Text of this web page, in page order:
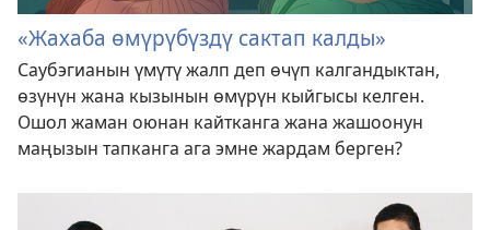
«Жахаба өмүрүбүздү сактап калды»
Саубэгианын үмүтү жалп деп өчүп калгандыктан,
өзүнүн жана кызынын өмүрүн кыйгысы келген.
Ошол жаман оюнан кайтканга жана жашоонун
маңызын тапканга ага эмне жардам берген?